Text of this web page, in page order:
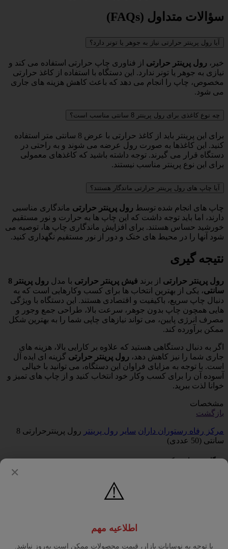
سؤالات متداول (FAQs)
آیا رول پرینتر حرارتی نیاز به جوهر یا تونر دارد؟
خیر، رول پرینتر حرارتی از فناوری چاپ حرارتی استفاده می کند و
نیازی به جوهر یا تونر ندارد. این دستگاه با استفاده از کاغذ حرارتی
مخصوص، چاپ را انجام می دهد که باعث کاهش هزینه های جاری
می شود.
چه نوع کاغذی برای رول پرینتر 8 سانتی مناسب است؟
برای این پرینتر باید از کاغذ حرارتی با عرض 8 سانتی متر استفاده
کنید. این کاغذها به صورت رول عرضه می شوند و به راحتی در
دستگاه قرار می گیرند. توجه داشته باشید که کاغذهای معمولی
برای این نوع پرینتر مناسب نیستند.
آیا چاپ های رول پرینتر حرارتی ماندگار هستند؟
چاپ های انجام شده توسط رول پرینتر حرارتی ماندگاری مناسبی
دارند، اما باید توجه داشت که این چاپ ها به حرارت و نور مستقیم
خورشید حساس هستند. برای افزایش ماندگاری چاپ ها، توصیه می
شود آنها را در محیط های خنک و دور از نور مستقیم نگهداری کنید.
نتیجه گیری
رول پرینتر حرارتی از برند فیش پرینتر حرارتی با مدل
رول پرینتر 8
سانتی، یکی از بهترین انتخاب ها برای کسب وکارهایی است که به
دنبال چاپ سریع، باکیفیت و اقتصادی هستند. این دستگاه با ویژگی
هایی همچون چاپ بدون جوهر، سرعت بالا، طراحی جمع وجور و
مصرف انرژی پایین، می تواند نیازهای چاپی شما را به بهترین شکل
ممکن برآورده کند.
اگر به دنبال دستگاهی هستید که علاوه بر کارایی بالا، هزینه های
جاری شما را نیز کاهش دهد، رول پرینتر حرارتی گزینه ای ایده آل
است. با توجه به مزایای فراوان این دستگاه، می توانید با خیالی
آسوده آن را برای کسب وکار خود انتخاب کنید و از چاپ های تمیز و
خوانا لذت ببرید.
مشخصات
بازگشت
مرکز رفاه رستوران داران سایر رول پرینتر
رول پرینترحرارتی 8
سانتی (50 عددی)
دیدگاه خود را ثبت کنید
✕
⚠️
اطلاعیه مهم
با توجه به نوسانات بازار، قیمت محصولات ممکن است به‌روز نباشد.